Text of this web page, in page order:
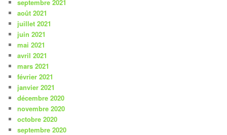
septembre 2021
août 2021
juillet 2021
juin 2021
mai 2021
avril 2021
mars 2021
février 2021
janvier 2021
décembre 2020
novembre 2020
octobre 2020
septembre 2020